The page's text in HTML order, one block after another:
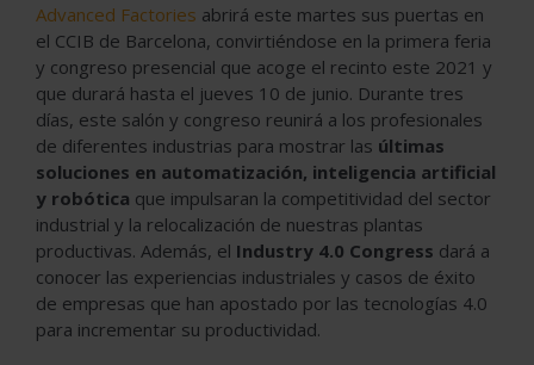
Advanced Factories abrirá este martes sus puertas en
el CCIB de Barcelona, convirtiéndose en la primera feria
y congreso presencial que acoge el recinto este 2021 y
que durará hasta el jueves 10 de junio. Durante tres
días, este salón y congreso reunirá a los profesionales
de diferentes industrias para mostrar las últimas
soluciones en automatización, inteligencia artificial
y robótica que impulsaran la competitividad del sector
industrial y la relocalización de nuestras plantas
productivas. Además, el Industry 4.0 Congress dará a
conocer las experiencias industriales y casos de éxito
de empresas que han apostado por las tecnologías 4.0
para incrementar su productividad.